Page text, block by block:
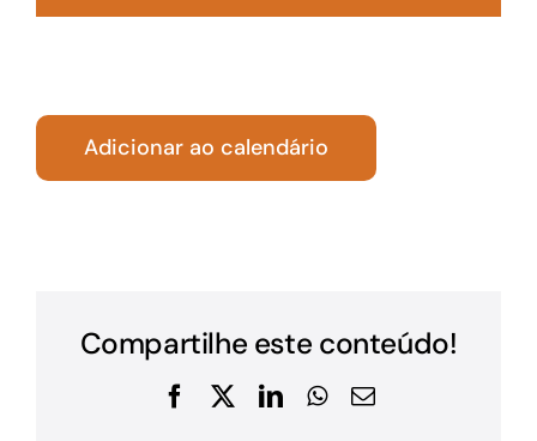
Adicionar ao calendário
Compartilhe este conteúdo!
Facebook
X LinkedInWhatsApp
E-